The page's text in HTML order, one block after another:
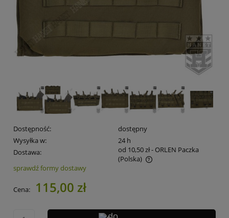
Dostępność:
dostępny
Wysyłka w:
24 h
Dostawa:
od 10,50 zł- ORLEN Paczka
(Polska)
Cena nie zawiera ewentualnych kosztów płatności
sprawdź formy dostawy
Cena: 115,00 zł